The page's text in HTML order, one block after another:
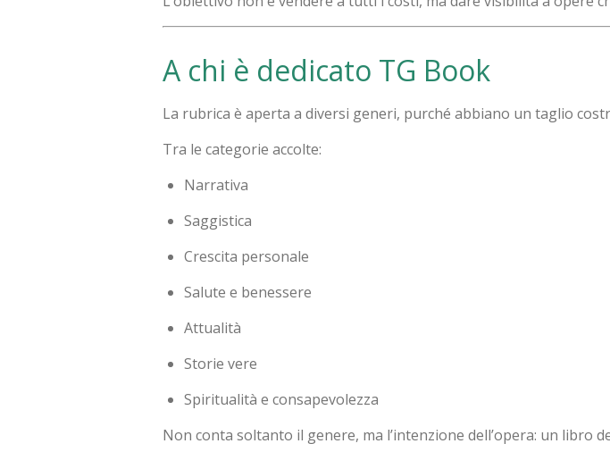
A chi è dedicato TG Book
La rubrica è aperta a diversi generi, purché abbiano un taglio
Tra le categorie accolte:
Narrativa
Saggistica
Crescita personale
Salute e benessere
Attualità
Storie vere
Spiritualità e consapevolezza
Non conta soltanto il genere, ma l’intenzione dell’opera: un libro